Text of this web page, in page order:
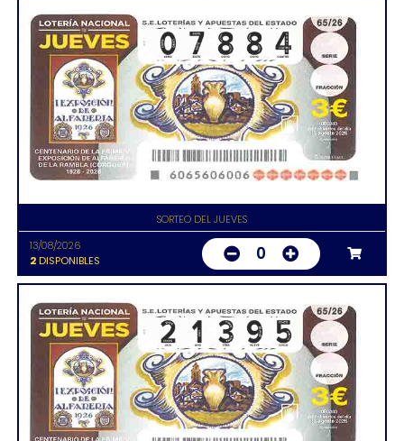
SORTEO DEL JUEVES
13/08/2026
2DISPONIBLES 0